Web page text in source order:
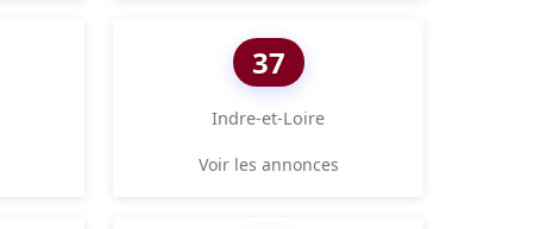
37
Indre-et-Loire
Voir les annonces